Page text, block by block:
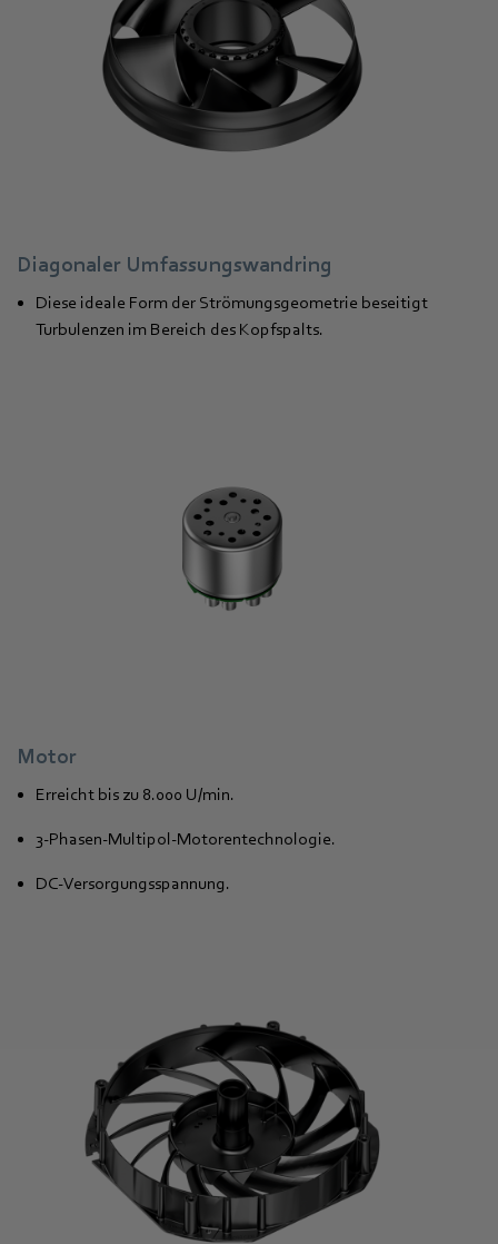
Diagonaler Umfassungswandring
Diese ideale Form der Strömungsgeometrie beseitigt
Turbulenzen im Bereich des Kopfspalts.
Motor
Erreicht bis zu 8.000 U/min.
3-Phasen-Multipol-Motorentechnologie.
DC-Versorgungsspannung.